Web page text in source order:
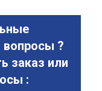
вопросы ?
заказ или
: